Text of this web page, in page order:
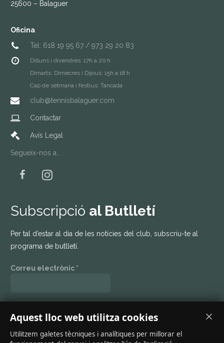
25600 – Balaguer
Oficina
Tel: 618 19 95 67 / 973 29 20 83
Dilluns i divendres: 17h a 20 h
Dimarts, Dimecres i Dijous: 15h a 18 h
Cap de setmana i festius: Tancada
club@tennisbalaguer.com
Contactar
Avís Legal
Segueix-nos a…
Subscripció al Butlletí
Per tal d’estar al dia de les notícies del club, subscriu-te al
programa de butlletí.
Correu electrònic *
privacitat.
Aquest lloc web utilitza cookies
Utilitzem galetes tècniques i analítiques per millorar el